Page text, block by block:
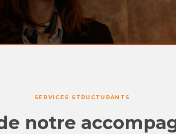
SERVICES STRUCTURANTS
notre